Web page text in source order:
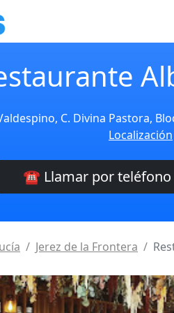
C. Divina Pastora,
Localización
☎️ Llamar por teléfono
Jerez de la Frontera